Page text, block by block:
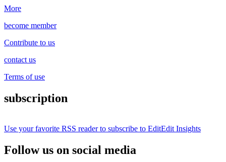
More
become member
Contribute to us
contact us
Terms of use
subscription
Use your favorite RSS reader to subscribe to EditEdit Insights
Follow us on social media